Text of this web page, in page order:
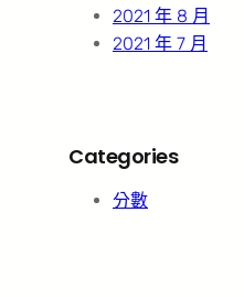
2021 年 8 月
2021 年 7 月
Categories
分數